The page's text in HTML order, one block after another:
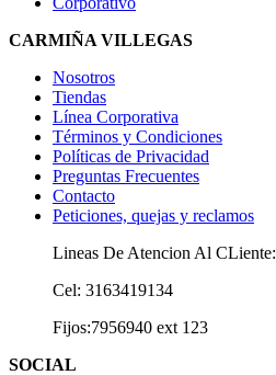
CARMIÑA VILLEGAS
Nosotros
Tiendas
Línea Corporativa
Términos y Condiciones
Políticas de Privacidad
Preguntas Frecuentes
Contacto
Peticiones, quejas y reclamos
Lineas De Atencion Al CLiente:
Cel: 3163419134
Fijos:7956940 ext 123
SOCIAL